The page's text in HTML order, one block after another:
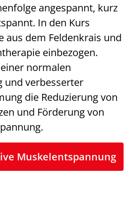
angespannt, kurz
In den Kurs
aus dem Feldenkrais und
einbezogen.
normalen
und verbesserter
die Reduzierung von
und Förderung von
Muskelentspannung